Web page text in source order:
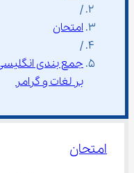
/
امتحان
/
بر لغات و گرامر
امتحان